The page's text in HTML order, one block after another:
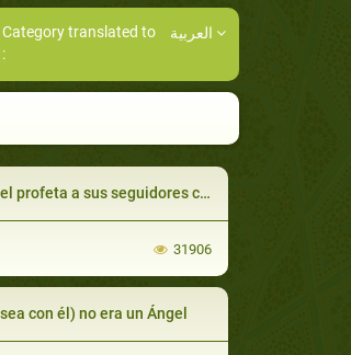
Category translated to
:
a sus seguidores con el dinero
31906
con él) no era un Ángel